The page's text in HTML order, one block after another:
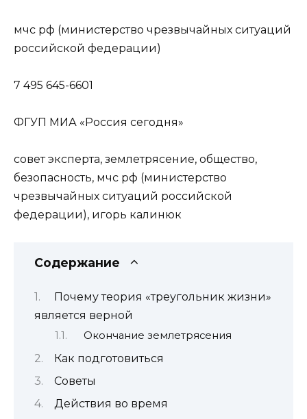
мчс рф (министерство чрезвычайных ситуаций
российской федерации)
7 495 645-6601
ФГУП МИА «Россия сегодня»
совет эксперта, землетрясение, общество,
безопасность, мчс рф (министерство
чрезвычайных ситуаций российской
федерации), игорь калинюк
Содержание
Почему теория «треугольник жизни»
является верной
Окончание землетрясения
Как подготовиться
Советы
Действия во время